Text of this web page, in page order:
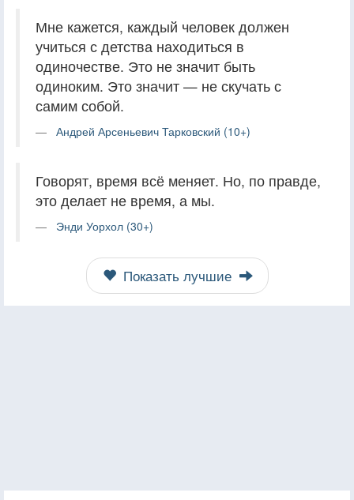
Мне кажется, каждый человек должен
учиться с детства находиться в
одиночестве. Это не значит быть
одиноким. Это значит — не скучать с
самим собой.
Андрей Арсеньевич Тарковский (10+)
Говорят, время всё меняет. Но, по правде,
это делает не время, а мы.
Энди Уорхол (30+)
Показать лучшие